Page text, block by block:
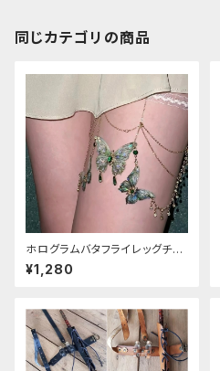
同じカテゴリの商品
ホログラムバタフライレッグチェ
ーン
¥1,280